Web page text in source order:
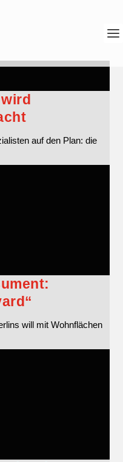
auf den Plan: die
will mit Wohnflächen